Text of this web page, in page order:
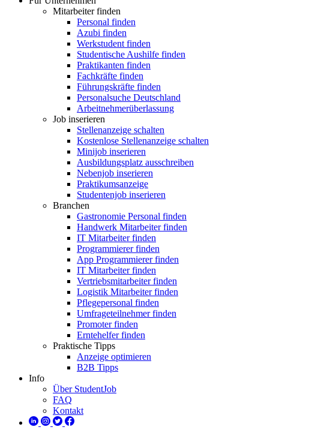
Mitarbeiter finden
Personal finden
Azubi finden
Werkstudent finden
Studentische Aushilfe finden
Praktikanten finden
Fachkräfte finden
Führungskräfte finden
Personalsuche Deutschland
Arbeitnehmerüberlassung
Job inserieren
Stellenanzeige schalten
Kostenlose Stellenanzeige schalten
Minijob inserieren
Ausbildungsplatz ausschreiben
Nebenjob inserieren
Praktikumsanzeige
Studentenjob inserieren
Branchen
Gastronomie Personal finden
Handwerk Mitarbeiter finden
IT Mitarbeiter finden
Programmierer finden
App Programmierer finden
IT Mitarbeiter finden
Vertriebsmitarbeiter finden
Logistik Mitarbeiter finden
Pflegepersonal finden
Umfrageteilnehmer finden
Promoter finden
Erntehelfer finden
Praktische Tipps
Anzeige optimieren
B2B Tipps
Info
Über StudentJob
FAQ
Kontakt